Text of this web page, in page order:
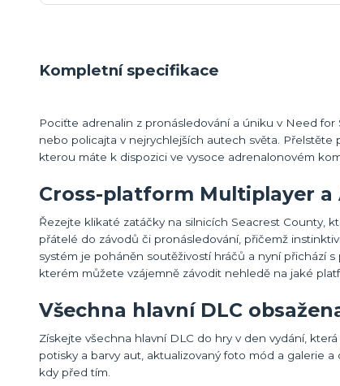
Kompletní specifikace
Pociťte adrenalin z pronásledování a úniku v Need
nebo policajta v nejrychlejších autech světa.
kterou máte k dispozici ve vysoce adrenalonovém
Cross-platform Multiplayer a
Řezejte klikaté zatáčky na silnicích Seacrest County,
přátelé do závodů či pronásledování, přičemž
systém je poháněn soutěživostí hráčů a nyní přichází
kterém můžete vzájemně závodit nehledě na jaké
Všechna hlavní DLC
Získejte všechna hlavní DLC do hry v den vydání,
potisky a barvy aut, aktualizovaný foto mód a galerie
kdy před tím.